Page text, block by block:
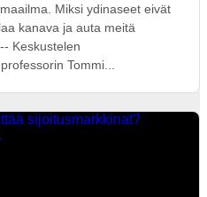
Miksi ydinaseet eivät
kanava ja auta meitä
Keskustelen
Tommi...